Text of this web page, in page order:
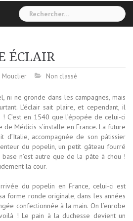
Rechercher :
ÉCLAIR
Mouclier Non classé
ni ne gronde dans les campagnes, mais
L’éclair sait plaire, et cependant, il
C’est en 1540 que l’épopée de celui-ci
de Médicis s’installe en France. La future
accompagnée de son pâtissier
du popelin, un petit gâteau fourré
n’est autre que de la pâte à chou !
la cour.
du popelin en France, celui-ci est
forme ronde originale, dans les années
confectionnée à la main. On l’enrobe
! Le pain à la duchesse devient un